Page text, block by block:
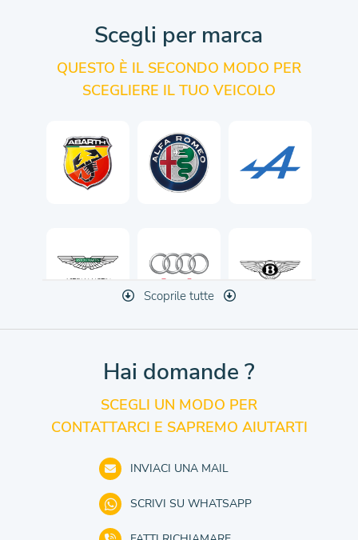
Scegli per marca
QUESTO È IL SECONDO MODO PER
SCEGLIERE IL TUO VEICOLO
Scoprile tutte
Hai domande ?
SCEGLI UN MODO PER
CONTATTARCI E SAPREMO AIUTARTI
INVIACI UNA MAIL
SCRIVI SU WHATSAPP